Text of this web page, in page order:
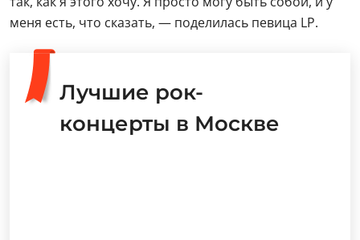
меня есть, что сказать, — поделилась певица LP.
Лучшие рок-
концерты в Москве